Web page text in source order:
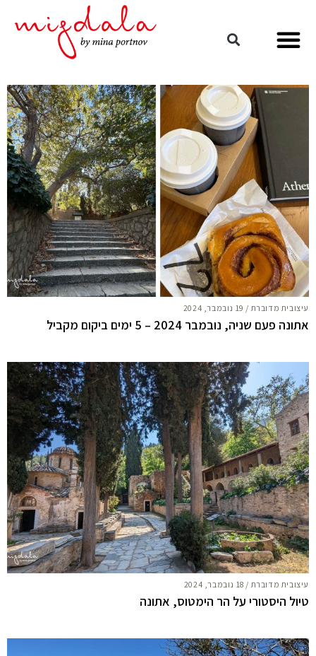
עיצובית מדוברת / 19 נובמבר, 2024
אתונה פעם שניה, נובמבר 2024 – 5 ימים ביקום מקביל
עיצובית מדוברת / 18 נובמבר, 2024
טיול היסטורי על הר הימטוס, אתונה